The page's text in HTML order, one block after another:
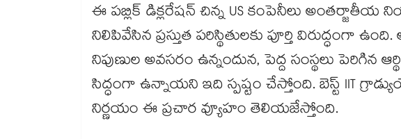
ఈ పబ్లిక్ డిక్లరేషన్ చిన్న US కంపెనీలు
నిలిపివేసిన ప్రస్తుత పరిస్థితులకు పూర్తి విరుద్ధంగా
నిపుణుల అవసరం ఉన్నందున, పెద్ద సంస్థలు
సిద్ధంగా ఉన్నాయని ఇది స్పష్టం చేస్తోంది. బెస్ట్ IIT
నిర్ణయం ఈ ప్రచార వ్యూహం తెలియజేస్తోంది.